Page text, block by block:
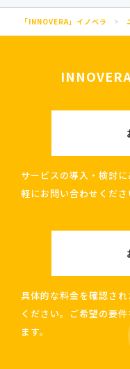
「INNOVERA」イノベラ >
サービスの導入・検討
軽にお問い合わせくださ
具体的な料金を確認さ
ください。ご希望の要
ます。